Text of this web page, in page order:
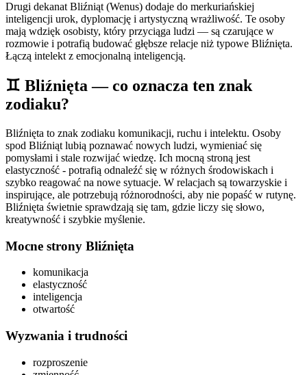
Drugi dekanat Bliźniąt (Wenus) dodaje do merkuriańskiej
inteligencji urok, dyplomację i artystyczną wrażliwość. Te osoby
mają wdzięk osobisty, który przyciąga ludzi — są czarujące w
rozmowie i potrafią budować głębsze relacje niż typowe Bliźnięta.
Łączą intelekt z emocjonalną inteligencją.
♊ Bliźnięta — co oznacza ten znak
zodiaku?
Bliźnięta to znak zodiaku komunikacji, ruchu i intelektu. Osoby
spod Bliźniąt lubią poznawać nowych ludzi, wymieniać się
pomysłami i stale rozwijać wiedzę. Ich mocną stroną jest
elastyczność - potrafią odnaleźć się w różnych środowiskach i
szybko reagować na nowe sytuacje. W relacjach są towarzyskie i
inspirujące, ale potrzebują różnorodności, aby nie popaść w rutynę.
Bliźnięta świetnie sprawdzają się tam, gdzie liczy się słowo,
kreatywność i szybkie myślenie.
Mocne strony Bliźnięta
komunikacja
elastyczność
inteligencja
otwartość
Wyzwania i trudności
rozproszenie